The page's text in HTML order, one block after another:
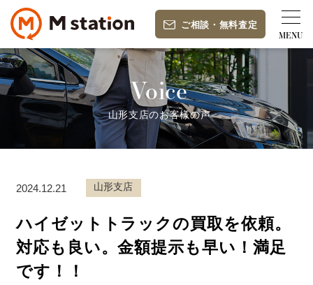
ご相談 ・ 無料査定
Voice
山形支店のお客様の声
2024.12.21 山形支店
ハイゼットトラックの買取を依頼。
対応も良い。金額提示も早い！満足
です！！